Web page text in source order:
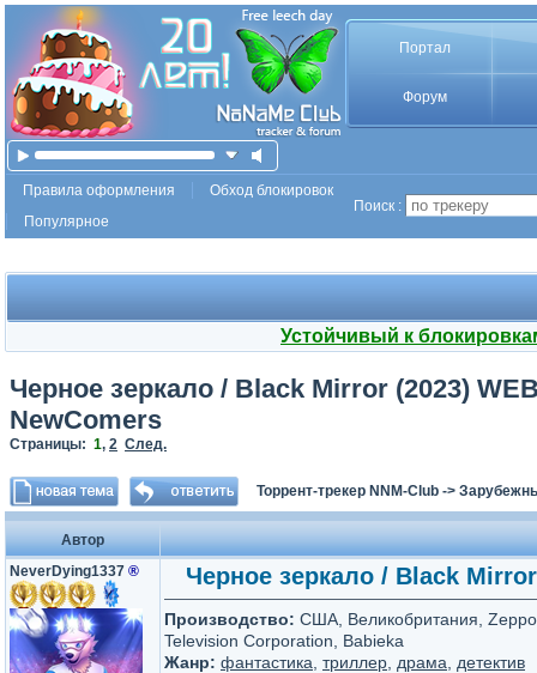
Портал
Форум
Правила оформления
Обход блокировок
Популярное
Поиск :
Устойчивый к
Черное зеркало / Black Mirror (2023)
NewComers
Страницы: 1, 2 След.
Торрент-трекер NNM-Club ->
Автор
NeverDying1337 ® Черное зеркало / Black
Производство: США, Великобритания,
Television Corporation, Babieka
Жанр: фантастика триллер драма детектив